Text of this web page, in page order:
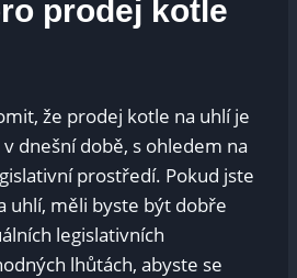
prodej kotle
že prodej kotle na uhlí⁤ je
dnešní ⁣době, s⁢ ohledem⁤ na
prostředí.‍ Pokud jste
uhlí, měli byste ⁤být⁢ dobře
⁢legislativních
lhůtách, abyste‌ se⁣